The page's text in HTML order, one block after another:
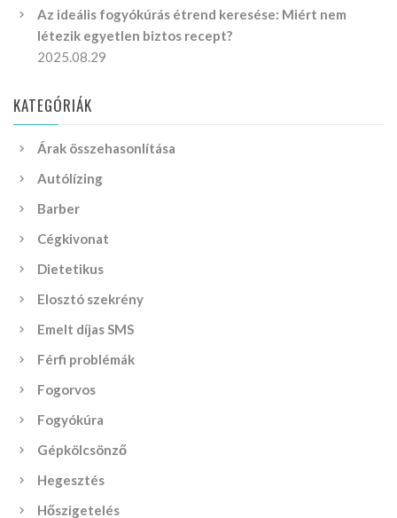
Az ideális fogyókúrás étrend keresése: Miért nem
létezik egyetlen biztos recept?
2025.08.29
KATEGÓRIÁK
Árak összehasonlítása
Autólízing
Barber
Cégkivonat
Dietetikus
Elosztó szekrény
Emelt díjas SMS
Férfi problémák
Fogorvos
Fogyókúra
Gépkölcsönző
Hegesztés
Hőszigetelés